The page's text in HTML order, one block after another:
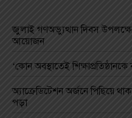
জুলাই গণঅভ্যুত্থান দিবস
আয়োজন
‘কোন অবস্থাতেই
অ্যাক্রেডিটেশন অর্জনে পিছিয়ে
পড়া